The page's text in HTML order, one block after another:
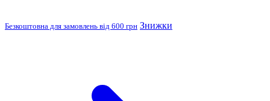
Безкоштовна для замовлень від 600 грн Знижки